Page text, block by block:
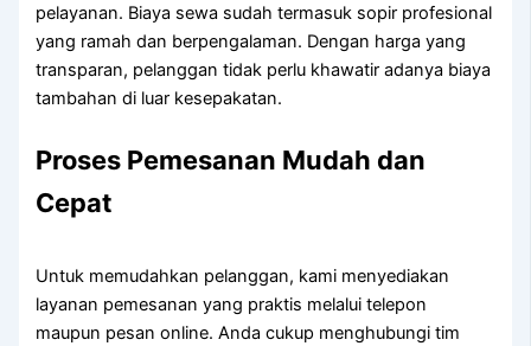
pelayanan. Biaya sewa sudah termasuk sopir profesional
yang ramah dan berpengalaman. Dengan harga yang
transparan, pelanggan tidak perlu khawatir adanya biaya
tambahan di luar kesepakatan.
Proses Pemesanan Mudah dan
Cepat
Untuk memudahkan pelanggan, kami menyediakan
layanan pemesanan yang praktis melalui telepon
maupun pesan online. Anda cukup menghubungi tim